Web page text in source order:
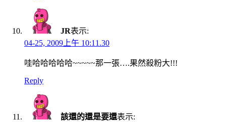
JR表示:
04-25, 2009上午 10:11.30
哇哈哈哈哈哈~~~~~那一張….果然殺粉大!!!
Reply
該還的還是要還表示: